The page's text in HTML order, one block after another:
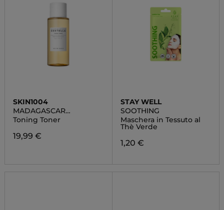
SKIN1004
MADAGASCAR
CENTELLA
Toning Toner
19,99 €
STAY WELL
SOOTHING
Maschera in Tessuto al
Thè Verde
1,20 €